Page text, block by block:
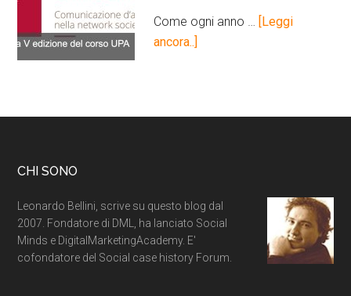
Come ogni anno … [Leggi
ancora..]
CHI SONO
Leonardo Bellini, scrive su questo blog dal
2007. Fondatore di DML, ha lanciato Social
Minds e DigitalMarketingAcademy. E'
cofondatore del Social case history Forum.